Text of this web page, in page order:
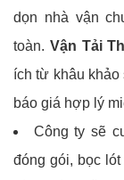
dọn nhà vận
toàn. Vận Tải
ích từ khâu
báo giá hợp lý
Công ty sẽ
đóng gói, bọc